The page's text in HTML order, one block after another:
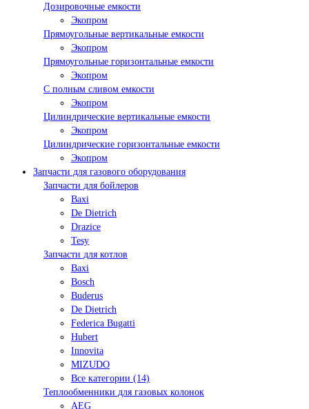
Дозировочные емкости
Экопром
Прямоугольные вертикальные емкости
Экопром
Прямоугольные горизонтальные емкости
Экопром
С полным сливом емкости
Экопром
Цилиндрические вертикальные емкости
Экопром
Цилиндрические горизонтальные емкости
Экопром
Запчасти для газового оборудования
Запчасти для бойлеров
Baxi
De Dietrich
Drazice
Tesy
Запчасти для котлов
Baxi
Bosch
Buderus
De Dietrich
Federica Bugatti
Hubert
Innovita
MIZUDO
Все категории (14)
Теплообменники для газовых колонок
AEG